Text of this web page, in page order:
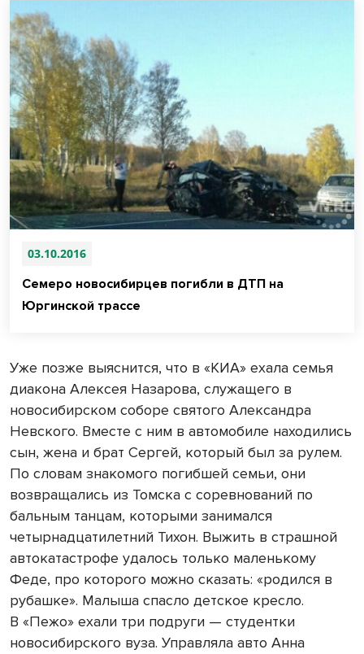
03.10.2016
Семеро новосибирцев погибли в ДТП на
Юргинской трассе
Уже позже выяснится, что в «КИА» ехала семья
диакона Алексея Назарова, служащего в
новосибирском соборе святого Александра
Невского. Вместе с ним в автомобиле находились
сын, жена и брат Сергей, который был за рулем.
По словам знакомого погибшей семьи, они
возвращались из Томска с соревнований по
бальным танцам, которыми занимался
четырнадцатилетний Тихон. Выжить в страшной
автокатастрофе удалось только маленькому
Феде, про которого можно сказать: «родился в
рубашке». Малыша спасло детское кресло.
В «Пежо» ехали три подруги — студентки
новосибирского вуза. Управляла авто Анна